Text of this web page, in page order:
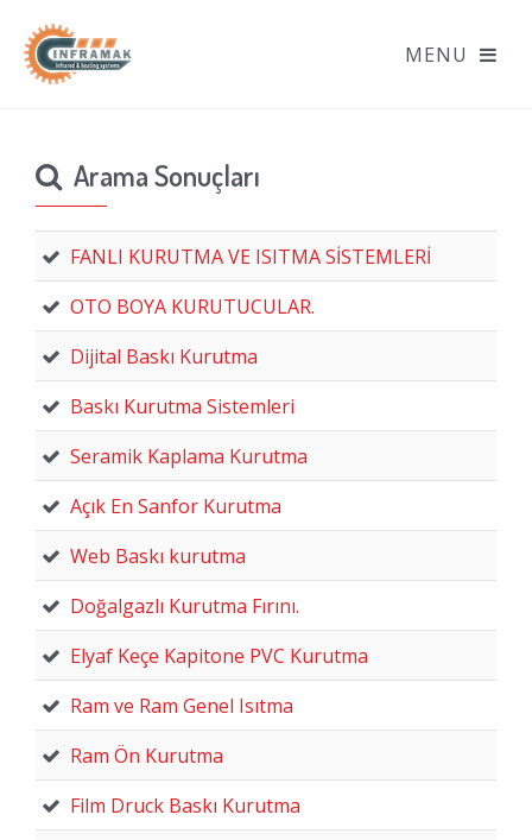
Arama Sonuçları
FANLI KURUTMA VE ISITMA SİSTEMLERİ
OTO BOYA KURUTUCULAR.
Dijital Baskı Kurutma
Baskı Kurutma Sistemleri
Seramik Kaplama Kurutma
Açık En Sanfor Kurutma
Web Baskı kurutma
Doğalgazlı Kurutma Fırını.
Elyaf Keçe Kapitone PVC Kurutma
Ram ve Ram Genel Isıtma
Ram Ön Kurutma
Film Druck Baskı Kurutma